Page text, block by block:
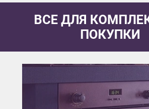
ВСЕ ДЛЯ
ПОКУПКИ